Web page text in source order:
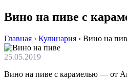
Вино на пиве с
Главная › Кулинария › Вино на
25.05.2019
Вино на пиве с карамелью — от